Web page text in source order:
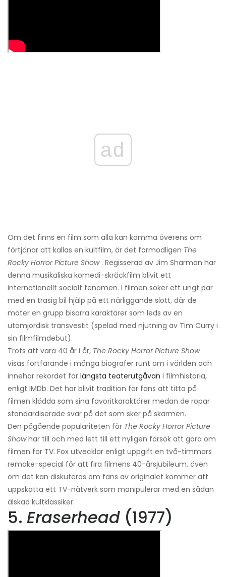
ad
Om det finns en film som alla kan komma överens om
förtjänar att kallas en kultfilm, är det förmodligen The
Rocky Horror Picture Show. Regisserad av Jim Sharman har
denna musikaliska komedi-skräckfilm blivit ett
internationellt socialt fenomen. I filmen söker ett ungt par
med en trasig bil hjälp på ett närliggande slott, där de
möter en grupp bisarra karaktärer som leds av en
utomjordisk transvestit (spelad med njutning av Tim Curry i
sin filmfilmdebut).
Trots att vara 40 år i år, The Rocky Horror Picture Show
visas fortfarande i många biografer runt om i världen och
innehar rekordet för längsta teaterutgåvan i filmhistoria,
enligt IMDb. Det har blivit tradition för fans att titta på
filmen klädda som sina favoritkaraktärer medan de ropar
standardiserade svar på det som sker på skärmen.
Den pågående populariteten för The Rocky Horror Picture
Showhar till och med lett till ett nyligen försök att göra om
filmen för TV. Fox utvecklar enligt uppgift en två-timmars
remake-special för att fira filmens 40-årsjubileum, även
om det kan diskuteras om fans av originalet kommer att
uppskatta ett TV-nätverk som manipulerar med en sådan
älskad kultklassiker.
5. Eraserhead (1977)